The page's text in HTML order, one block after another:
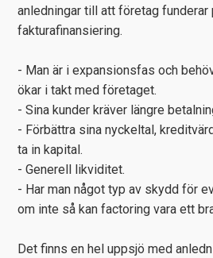
anledningar till att företag funderar
fakturafinansiering.
- Man är i expansionsfas och
ökar i takt med företaget.
- Sina kunder kräver längre
- Förbättra sina nyckeltal,
ta in kapital.
- Generell likviditet.
- Har man något typ av skydd för
om inte så kan factoring vara ett
Det finns en hel uppsjö med